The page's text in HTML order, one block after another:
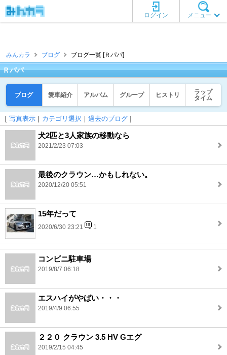
メニュー
ログイン
みんカラ ブログ ブログ一覧 [Ｒパパ]
Ｒパパ
ブログ 愛車紹介 アルバム グループ ヒストリ
ラップ
タイム
[ 写真表示 ｜ カテゴリ選択 ｜ 過去のブログ ]
犬2匹と3人家族の移動なら
2021/2/23 07:03
最後のクラウン…かもしれない。
2020/12/20 05:51
15年だって
2020/6/30 23:21 1
コンビニ駐車場
2019/8/7 06:18
エスハイがやばい・・・
2019/4/9 06:55
２２０ クラウン 3.5 HV Gエグ
2019/2/15 04:45